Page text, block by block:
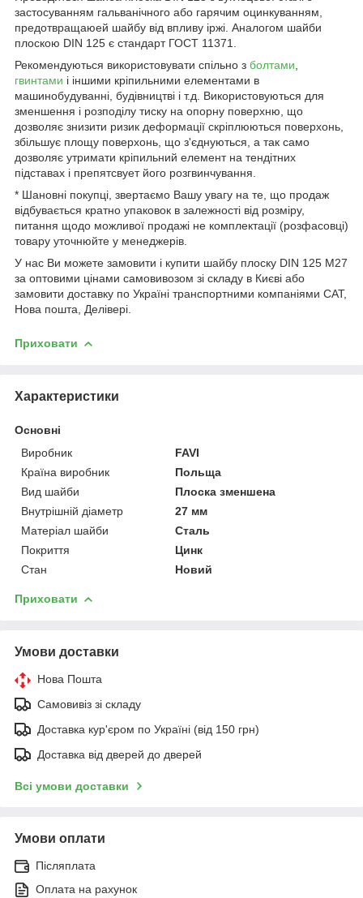
застосуванням гальванічного або гарячим оцинкуванням,
предотвращаюей шайбу від впливу іржі. Аналогом шайби
плоскою DIN 125 є стандарт ГОСТ 11371.
Рекомендуються використовувати спільно з болтами
гвинтами і іншими кріпильними елементами в
машинобудуванні, будівництві і т.д. Використовуються для
зменшення і розподілу тиску на опорну поверхню, що
дозволяє знизити ризик деформації скріплюються поверхонь,
збільшує площу поверхонь, що з'єднуються, а так само
дозволяє утримати кріпильний елемент на тендітних
підставах і препятсвует його розгвинчування.
* Шановні покупці, звертаємо Вашу увагу на те, що продаж
відбувається кратно упаковок в залежності від розміру,
питання щодо можливої продажі не комплектації (розфасовці)
товару уточнюйте у менеджерів.
У нас Ви можете замовити і купити шайбу плоску DIN 125 М27
за оптовими цінами самовивозом зі складу в Києві або
замовити доставку по Україні транспортними компаніями САТ,
Нова пошта, Делівері.
Приховати
Характеристики
Основні
Виробник
FAVI
Країна виробник
Польща
Вид шайби
Плоска зменшена
Внутрішній діаметр
27 мм
Матеріал шайби
Сталь
Покриття
Цинк
Стан
Новий
Приховати
Умови доставки
Нова Пошта
Самовивіз зі складу
Доставка кур'єром по Україні (від 150 грн)
Доставка від дверей до дверей
Всі умови доставки
Умови оплати
Післяплата
Оплата на рахунок